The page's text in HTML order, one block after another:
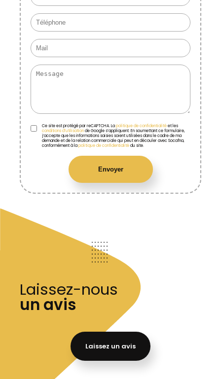
Ce site est protégé par reCAPTCHA. Lapolitique de confidentialitéet les
conditions d’utilisationde Google s’appliquent. En soumettant ce formulaire,
j’accepte que les informations saisies soient utilisées dans le cadre de ma
demande et de la relation commerciale qui peut en découler avec Socafna,
conformément à lapolitique de confidentialitédu site.
Laissez-nous
un avis
Laissez un avis